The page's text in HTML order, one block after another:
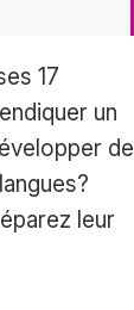
17
un
de
leur